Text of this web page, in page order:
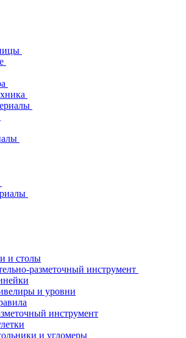
и столы
разметочный инструмент
и уровни
инструмент
и угломеры